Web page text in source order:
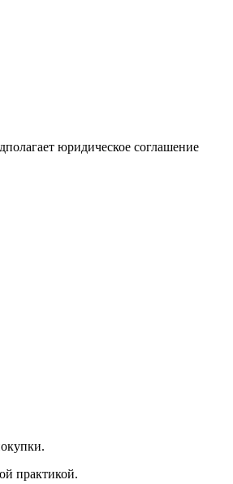
юридическое соглашение
практикой.